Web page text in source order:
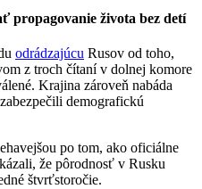
propagovanie života bez detí
odrádzajúcu Rusov od toho,
z troch čítaní v dolnej komore
Krajina zároveň nabáda
demografickú
po tom, ako oficiálne
že pôrodnosť v Rusku
štvrťstoročie.